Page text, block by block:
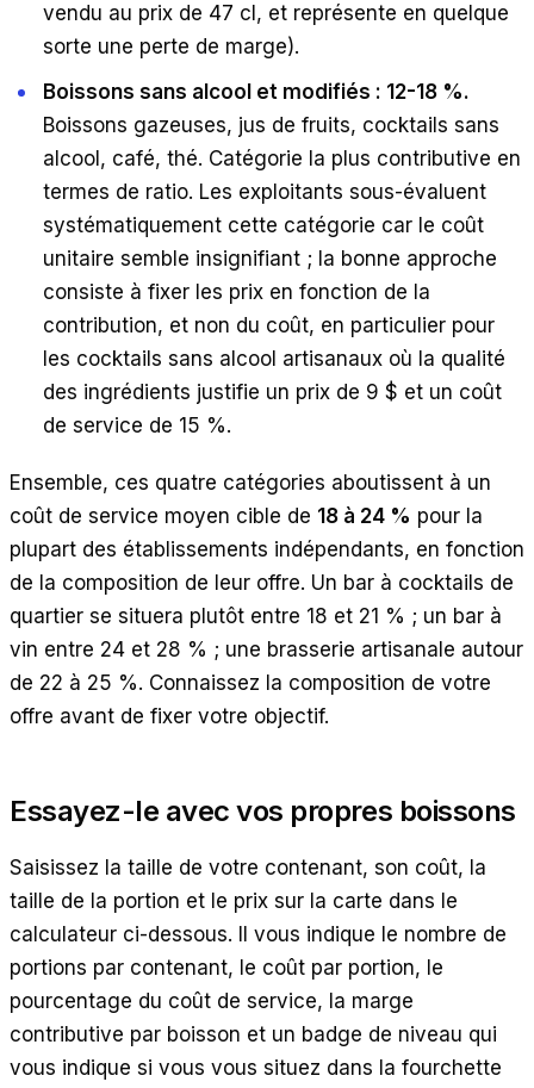
vendu au prix de 47 cl, et représente en quelque
sorte une perte de marge).
Boissons sans alcool et modifiés : 12-18 %.
Boissons gazeuses, jus de fruits, cocktails sans
alcool, café, thé. Catégorie la plus contributive en
termes de ratio. Les exploitants sous-évaluent
systématiquement cette catégorie car le coût
unitaire semble insignifiant ; la bonne approche
consiste à fixer les prix en fonction de la
contribution, et non du coût, en particulier pour
les cocktails sans alcool artisanaux où la qualité
des ingrédients justifie un prix de 9 $ et un coût
de service de 15 %.
Ensemble, ces quatre catégories aboutissent à un
coût de service moyen cible de 18 à 24 % pour la
plupart des établissements indépendants, en fonction
de la composition de leur offre. Un bar à cocktails de
quartier se situera plutôt entre 18 et 21 % ; un bar à
vin entre 24 et 28 % ; une brasserie artisanale autour
de 22 à 25 %. Connaissez la composition de votre
offre avant de fixer votre objectif.
Essayez-le avec vos propres boissons
Saisissez la taille de votre contenant, son coût, la
taille de la portion et le prix sur la carte dans le
calculateur ci-dessous. Il vous indique le nombre de
portions par contenant, le coût par portion, le
pourcentage du coût de service, la marge
contributive par boisson et un badge de niveau qui
vous indique si vous vous situez dans la fourchette